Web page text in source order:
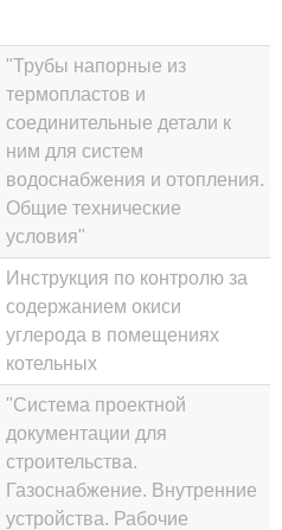
"Трубы напорные из
термопластов и
соединительные детали к
ним для систем
водоснабжения и отопления.
Общие технические
условия"
Инструкция по контролю за
содержанием окиси
углерода в помещениях
котельных
"Система проектной
документации для
строительства.
Газоснабжение. Внутренние
устройства. Рабочие